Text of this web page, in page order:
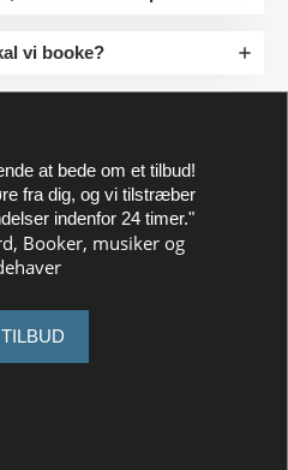
vi booke?
at bede om et tilbud!
fra dig, og vi tilstræber
indenfor 24 timer."
Booker, musiker og